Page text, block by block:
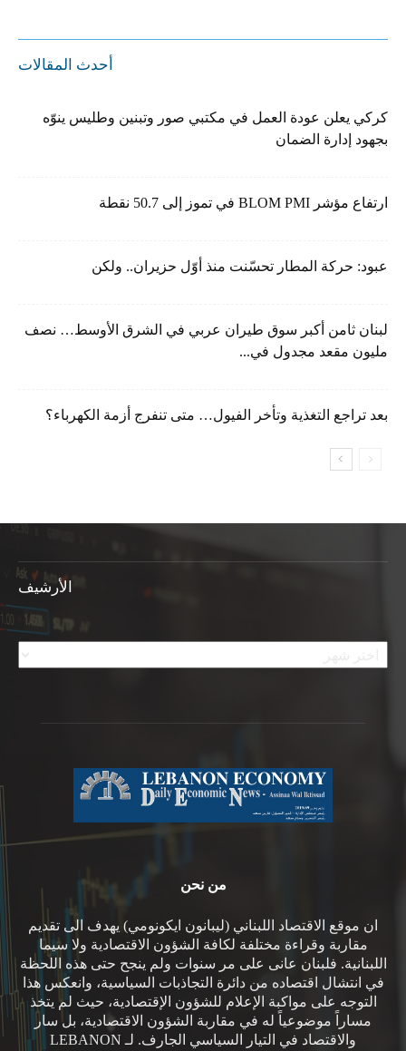
أحدث المقالات
كركي يعلن عودة العمل في مكتبي صور وتبنين وطليس ينوّه
بجهود إدارة الضمان
ارتفاع مؤشر BLOM PMI في تموز إلى 50.7 نقطة
عبود: حركة المطار تحسّنت منذ أوّل حزيران.. ولكن
لبنان ثامن أكبر سوق طيران عربي في الشرق الأوسط… نصف
مليون مقعد مجدول في...
بعد تراجع التغذية وتأخر الفيول… متى تنفرج أزمة الكهرباء؟
الأرشيف
الأرشيف
من نحن
ان موقع الاقتصاد اللبناني (ليبانون ايكونومي) يهدف الى تقديم
مقاربة وقراءة مختلفة لكافة الشؤون الاقتصادية ولا سيما
اللبنانية. فلبنان عانى على مر سنوات ولم ينجح حتى هذه اللحظة
في انتشال اقتصاده من دائرة التجاذبات السياسية، وانعكس هذا
التوجه على مواكبة الإعلام للشؤون الإقتصادية، حيث لم يتخذ
مساراً موضوعياً له في مقاربة الشؤون الاقتصادية، بل سار
والاقتصاد في التيار السياسي الجارف. لـ LEBANON